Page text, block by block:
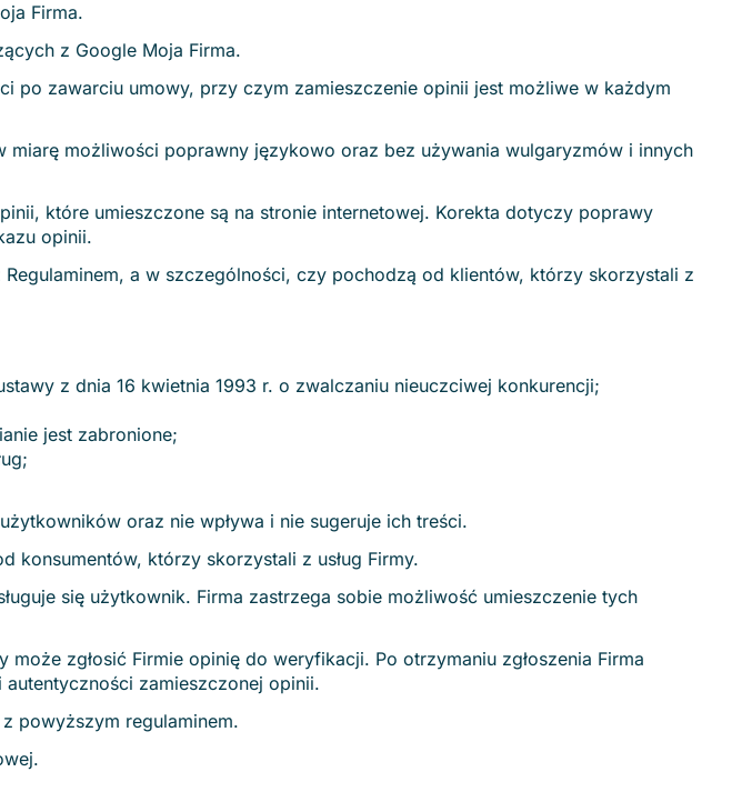
Firma.
z Google Moja Firma.
po zawarciu umowy, przy czym zamieszczenie opinii jest możliwe w każdym
możliwości poprawny językowo oraz bez używania wulgaryzmów i innych
które umieszczone są na stronie internetowej. Korekta dotyczy poprawy
opinii.
a w szczególności, czy pochodzą od klientów, którzy skorzystali z
z dnia 16 kwietnia 1993 r. o zwalczaniu nieuczciwej konkurencji;
jest zabronione;
oraz nie wpływa i nie sugeruje ich treści.
konsumentów, którzy skorzystali z usług Firmy.
się użytkownik. Firma zastrzega sobie możliwość umieszczenie tych
zgłosić Firmie opinię do weryfikacji. Po otrzymaniu zgłoszenia Firma
zamieszczonej opinii.
powyższym regulaminem.